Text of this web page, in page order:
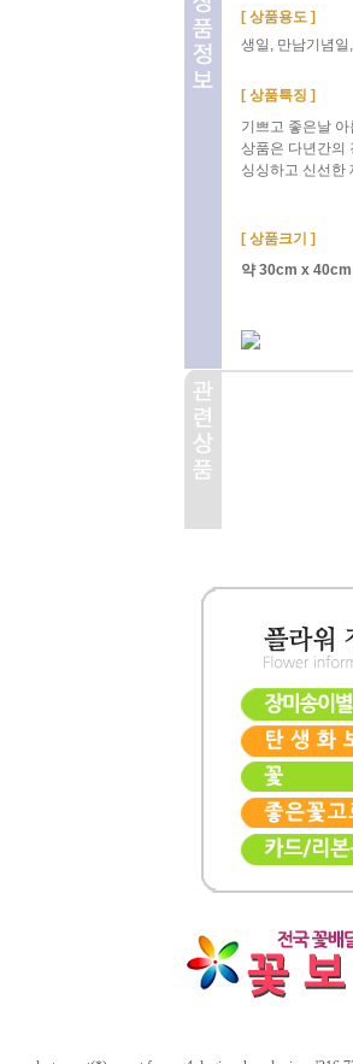
[ 상품용도 ]
생일, 만남기념
[ 상품특징 ]
기쁘고 좋은날
상품은 다년간의
싱싱하고 신선한
[ 상품크기 ]
약 30cm x 40cm